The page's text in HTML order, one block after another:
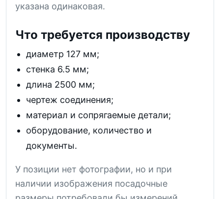
указана одинаковая.
Что требуется производству
диаметр 127 мм;
стенка 6.5 мм;
длина 2500 мм;
чертеж соединения;
материал и сопрягаемые детали;
оборудование, количество и
документы.
У позиции нет фотографии, но и при
наличии изображения посадочные